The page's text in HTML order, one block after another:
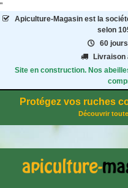
"
Apiculture-Magasinest la
selon
60
Livraison
Site en construction. Nos
Protégez vos ruches
Découvrir